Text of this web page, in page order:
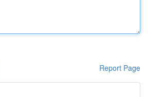
Report Page